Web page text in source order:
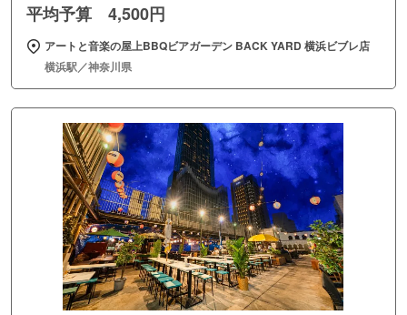
平均予算 4,500円
アートと音楽の屋上BBQビアガーデン BACK YARD 横浜ビブレ店
横浜駅／神奈川県